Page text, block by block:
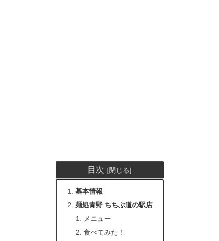
目次
基本情報
麺処青野 ちちぶ道の駅店
メニュー
食べてみた！